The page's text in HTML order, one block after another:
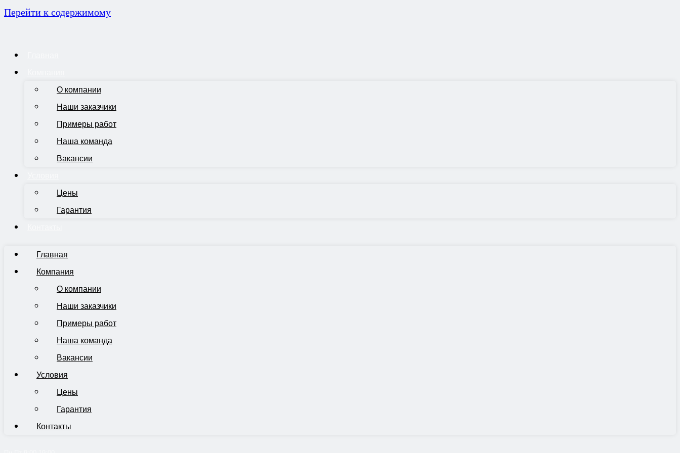
Перейти к содержимому
О компании
Наши заказчики
Примеры работ
Наша команда
Вакансии
Цены
Гарантия
Главная
Компания
О компании
Наши заказчики
Примеры работ
Наша команда
Вакансии
Условия
Цены
Гарантия
Контакты